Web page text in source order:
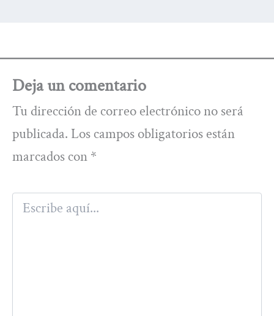
Deja un comentario
Tu dirección de correo electrónico no será
publicada. Los campos obligatorios están
marcados con *
Escribe
aquí...